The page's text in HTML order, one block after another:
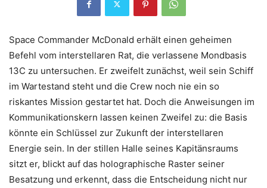
Space Commander McDonald erhält einen geheimen
Befehl vom interstellaren Rat, die verlassene Mondbasis
13C zu untersuchen. Er zweifelt zunächst, weil sein Schiff
im Wartestand steht und die Crew noch nie ein so
riskantes Mission gestartet hat. Doch die Anweisungen im
Kommunikationskern lassen keinen Zweifel zu: die Basis
könnte ein Schlüssel zur Zukunft der interstellaren
Energie sein. In der stillen Halle seines Kapitänsraums
sitzt er, blickt auf das holographische Raster seiner
Besatzung und erkennt, dass die Entscheidung nicht nur